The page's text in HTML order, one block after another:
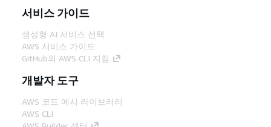
서비스 가이드
생성형 AI 서비스 선택
AWS 서비스 가이드
GitHub의 AWS CLI 지침
개발자 도구
AWS 코드 예시 라이브러리
AWS CLI